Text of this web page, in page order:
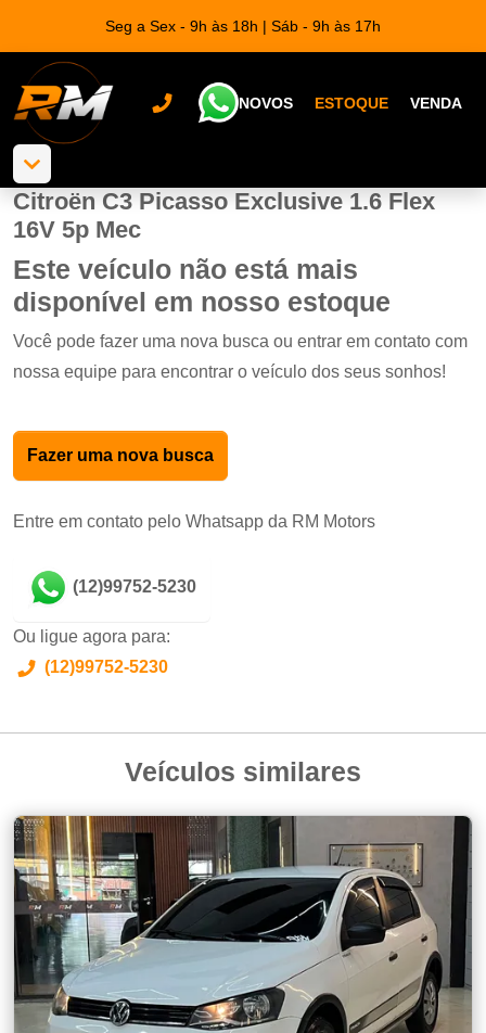
Seg a Sex - 9h às 18h | Sáb - 9h às 17h
NOVOS ESTOQUE VENDA
Citroën C3 Picasso Exclusive 1.6 Flex
16V 5p Mec
Este veículo não está mais
disponível em nosso estoque
Você pode fazer uma nova busca ou entrar em contato com
nossa equipe para encontrar o veículo dos seus sonhos!
Fazer uma nova busca
Entre em contato pelo Whatsapp da RM Motors
(12)99752-5230
Ou ligue agora para:
(12)99752-5230
Veículos similares